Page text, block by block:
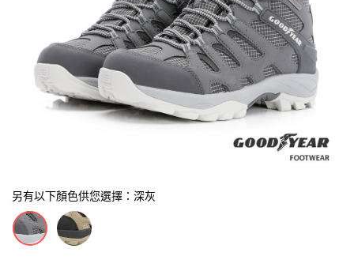
另有以下顏色供您選擇：深灰